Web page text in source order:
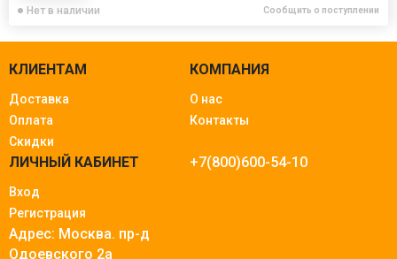
Нет в наличии Сообщить о поступлении
КЛИЕНТАМ
Доставка
Оплата
Скидки
КОМПАНИЯ
О нас
Контакты
ЛИЧНЫЙ КАБИНЕТ
Вход
Регистрация
+7(800)600-54-10
Адрес: Москва. пр-д
Одоевского 2а